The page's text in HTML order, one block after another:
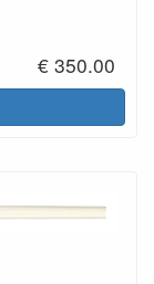
€ 350.00